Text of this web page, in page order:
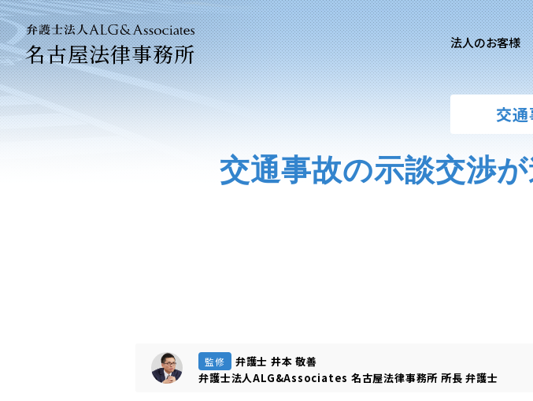
名古屋法律事務所 法人のお客様
法人のお客様ご相談個人のお客様ご相談
離婚問題
交
交通事故の示談交渉
監修
弁護士 井本 敬善
弁護士法人ALG&Associates 名古屋法律事務所 所長 弁護士